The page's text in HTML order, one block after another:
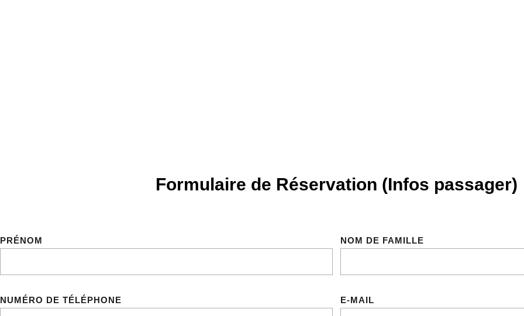
Formulaire de Réservation (Infos passager)
PRÉNOM NOM DE FAMILLE
NUMÉRO DE TÉLÉPHONE E-MAIL